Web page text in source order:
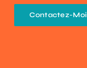
Contactez-Moi